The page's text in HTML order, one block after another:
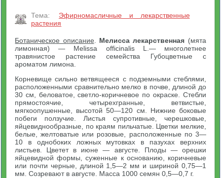
Тема:
Эфирномасличные и лекарственные
растения
Ботаническое описание Мелисса лекарственная (мята
лимонная) — Melissa officinalis L.— многолетнее
травянистое растение семейства Губоцветные с
ароматом лимона.
Корневище сильно ветвящееся с подземными стеблями,
расположенными сравнительно мелко в почве, длиной до
30 см, беловатое, светло-коричневое по окраске. Стебли
прямостоячие, четырехгранные, ветвистые,
мягкоопушенные, высотой 50—120 см. Нижние боковые
побеги ползучие. Листья супротивные, черешковые,
яйцевиднообразные, по краям пильчатые. Цветки мелкие,
белые, желтоватые или розовые, расположенные по 3—
10 в однобоких ложных мутовках в пазухах верхних
листьев. Цветет в июне — августе. Плоды — орешки
яйцевидной формы, суженные к основанию, коричневые
или почти черные, длиной 1,5—2 мм и шириной 0,75—1
мм. Созревают в августе. Масса 1000 семян 0,5—0,7 г.